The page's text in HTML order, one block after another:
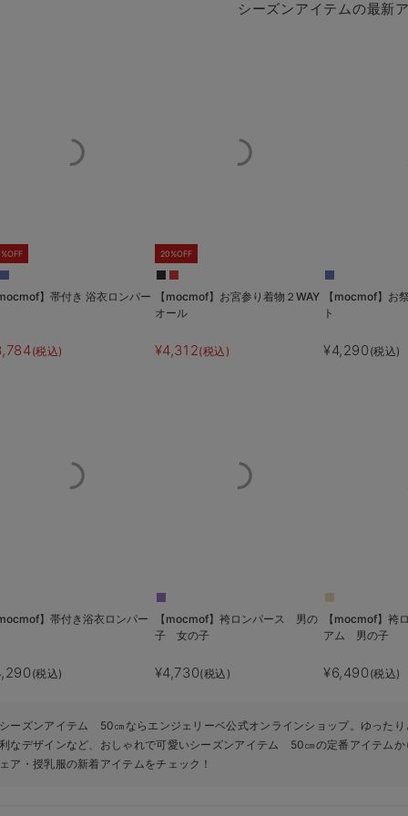
シーズンアイテムの最新
mocmof】帯付き 浴衣ロンパー
(税込)
20%OFF
【mocmof】お宮参り着物２WAY
オール
¥4,312(税込)
【mocmof】お
ト
¥4,290 (税込)
mocmof】帯付き浴衣ロンパー
(税込)
【mocmof】袴ロンパース 男の
子 女の子
¥4,730(税込)
【mocmof】袴
アム 男の子
¥6,490 (税込)
シーズンアイテム 50㎝ならエンジェリーベ公式オンラインショップ。ゆった
利なデザインなど、おしゃれで可愛いシーズンアイテム 50㎝の定番アイテム
ェア・授乳服の新着アイテムをチェック！